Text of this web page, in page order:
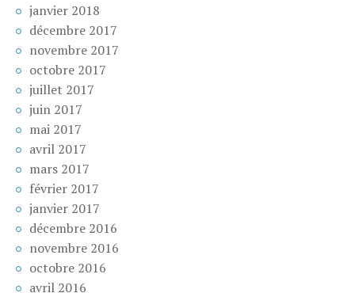
janvier 2018
décembre 2017
novembre 2017
octobre 2017
juillet 2017
juin 2017
mai 2017
avril 2017
mars 2017
février 2017
janvier 2017
décembre 2016
novembre 2016
octobre 2016
avril 2016